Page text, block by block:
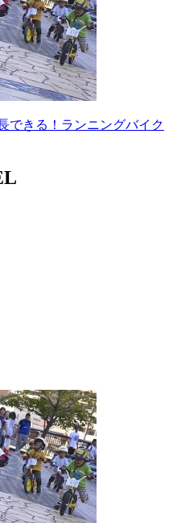
できる！ランニングバイク